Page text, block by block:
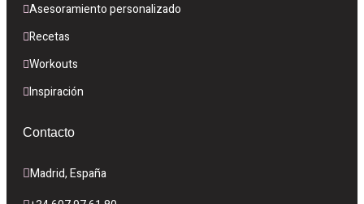
Asesoramiento personalizado
Recetas
Workouts
Inspiración
Contacto
Madrid, España